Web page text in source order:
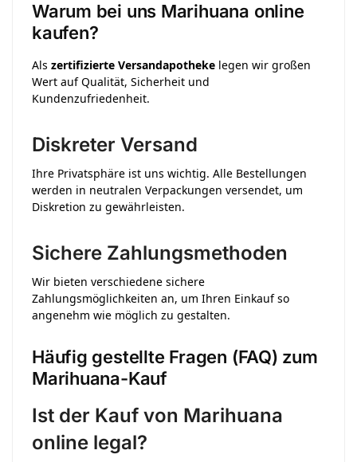
Warum bei uns Marihuana online
kaufen?
Als zertifizierte Versandapotheke legen wir großen
Wert auf Qualität, Sicherheit und
Kundenzufriedenheit.
Diskreter Versand
Ihre Privatsphäre ist uns wichtig. Alle Bestellungen
werden in neutralen Verpackungen versendet, um
Diskretion zu gewährleisten.
Sichere Zahlungsmethoden
Wir bieten verschiedene sichere
Zahlungsmöglichkeiten an, um Ihren Einkauf so
angenehm wie möglich zu gestalten.
Häufig gestellte Fragen (FAQ) zum
Marihuana-Kauf
Ist der Kauf von Marihuana
online legal?